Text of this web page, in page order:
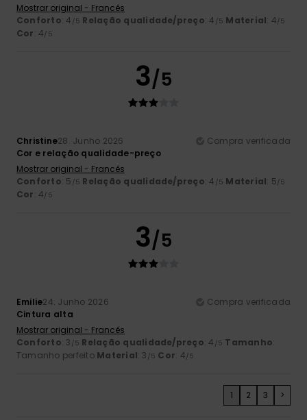
Mostrar original - Francês
Conforto: 4 /5 Relação qualidade/preço: 4 /5 Material: 4/5
Cor: 4/5
3/5
Christine28. Junho 2026
Compra verificada
Cor e relação qualidade-preço
Mostrar original - Francês
Conforto: 5 /5 Relação qualidade/preço: 4 /5 Material: 5/5
Cor: 4/5
3/5
Emilie24. Junho 2026
Compra verificada
Cintura alta
Mostrar original - Francês
Conforto: 3 /5 Relação qualidade/preço: 4 /5 Tamanho:
Tamanho perfeito Material: 3 /5 Cor: 4/5
1 2 3 >